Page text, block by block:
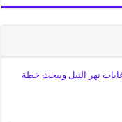
غابات نهر النيل ويبحث خطة